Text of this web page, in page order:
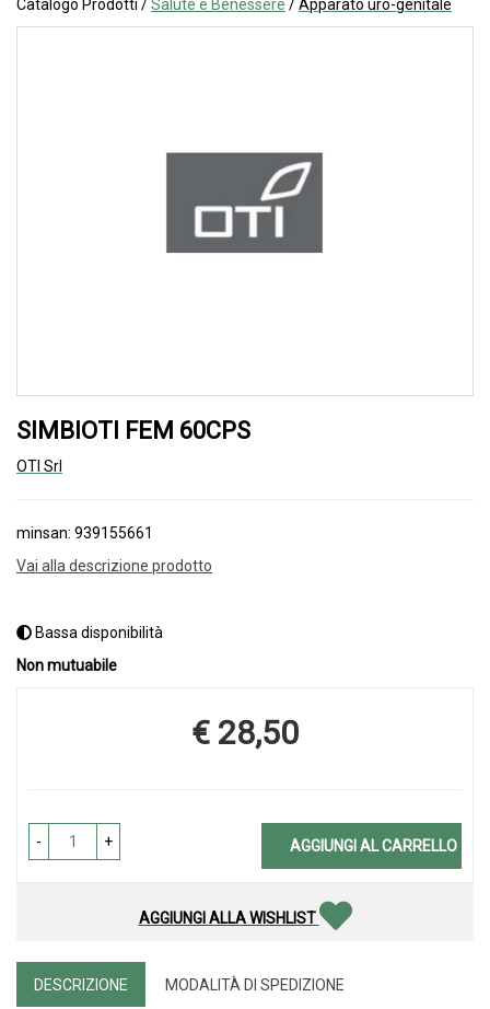
Catalogo Prodotti /Salute e Benessere /Apparato uro-genitale
SIMBIOTI FEM 60CPS
OTI Srl
minsan: 939155661
Vai alla descrizione prodotto
Bassa disponibilità
Non mutuabile
Prezzo
€ 28,50
- + AGGIUNGI AL CARRELLO
AGGIUNGI ALLA WISHLIST
DESCRIZIONE MODALITÀ DI SPEDIZIONE